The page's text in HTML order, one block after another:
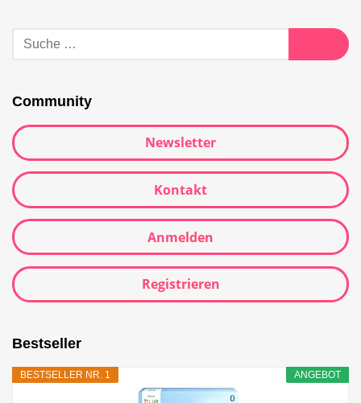
Suche
nach:
Suche
Community
Newsletter
Kontakt
Anmelden
Registrieren
Bestseller
ANGEBOT
BESTSELLER NR. 1